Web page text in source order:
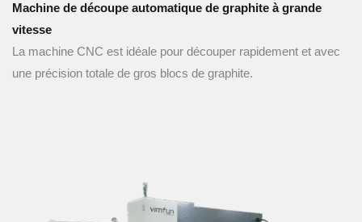
Machine de découpe automatique de graphite à grande
vitesse
La machine CNC est idéale pour découper rapidement et avec
une précision totale de gros blocs de graphite.